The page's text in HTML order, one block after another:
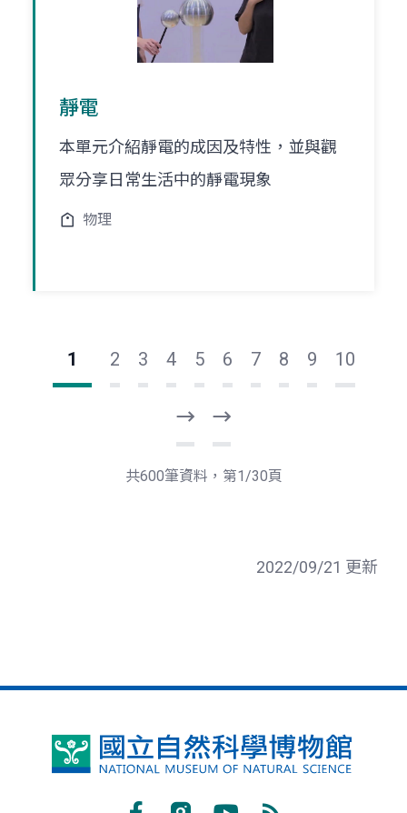
靜電
本單元介紹靜電的成因及特性，並與觀
眾分享日常生活中的靜電現象
物理
1 2 3 4 5 6 7 8 9 10
一
頁
後
一
共600筆資料，第1/30頁
2022/09/21 更新
國